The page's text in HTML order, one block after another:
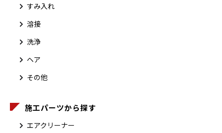
すみ入れ
溶接
洗浄
ヘア
その他
施工パーツから探す
エアクリーナー